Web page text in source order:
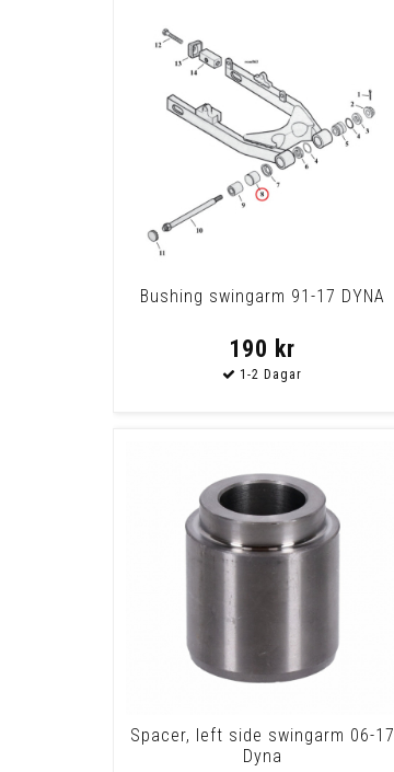
Bushing swingarm 91-17 DYNA
190 kr
Spacer, left side swingarm 06-17
Dyna